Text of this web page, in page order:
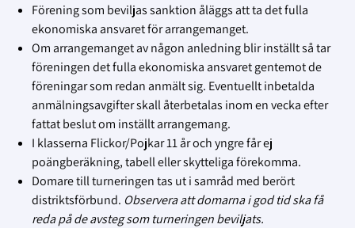
Förening som beviljas sanktion åläggs att ta det fulla
ekonomiska ansvaret för arrangemanget.
Om arrangemanget av någon anledning blir inställt så tar
föreningen det fulla ekonomiska ansvaret gentemot de
föreningar som redan anmält sig. Eventuellt inbetalda
anmälningsavgifter skall återbetalas inom en vecka efter
fattat beslut om inställt arrangemang.
I klasserna Flickor/Pojkar 11 år och yngre får ej
poängberäkning, tabell eller skytteliga förekomma.
Domare till turneringen tas ut i samråd med berört
distriktsförbund. Observera att domarna i god tid ska få
reda på de avsteg som turneringen beviljats.